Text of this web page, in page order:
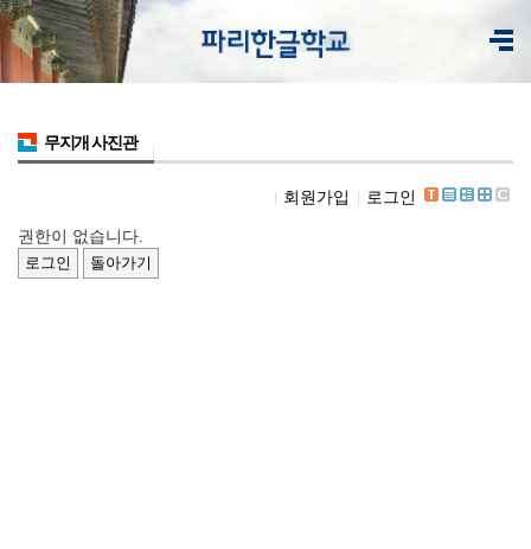
무지개 사진관
회원가입 로그인
권한이 없습니다.
로그인 돌아가기